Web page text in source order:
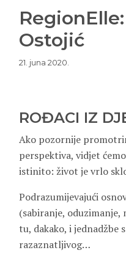
Ostojić
21. juna 2020.
ROĐACI IZ
Ako pozornije
perspektiva, vidjet
istinito: život je vrlo
Podrazumijevajući
(sabiranje, oduzimanje,
tu, dakako, i jednadžbe
razaznatljivog…